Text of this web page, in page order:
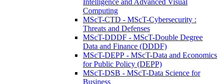
Intelligence and Advanced Visual
Computing
MScT-CTD - MScT-Cybersecurity :
Threats and Defenses
MScT-DDDF - MScT-Double Degree
Data and Finance (DDDF)
MScT-DEPP - MScT-Data and Economics
for Public Policy (DEPP)
MScT-DSB - MScT-Data Science for
Business